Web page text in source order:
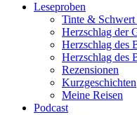
Leseproben
Tinte &
Herzschlag der
Herzschlag des
Herzschlag des
Rezensionen
Kurzgeschichten
Meine Reisen
Podcast